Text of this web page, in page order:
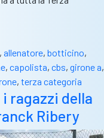
, allenatore, botticino,
, capolista, cbs, girone a,
, terza categoria
ragazzi della
Ribery